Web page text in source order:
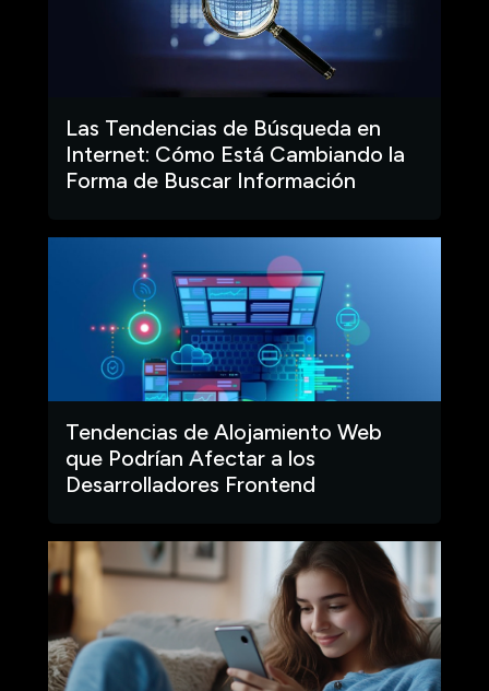
Las Tendencias de Búsqueda en
Internet: Cómo Está Cambiando la
Forma de Buscar Información
Tendencias de Alojamiento Web
que Podrían Afectar a los
Desarrolladores Frontend